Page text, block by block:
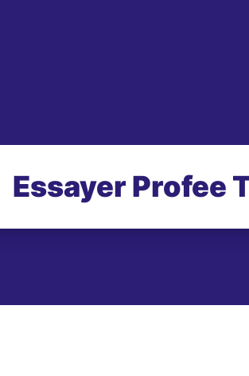
Essayer Profee